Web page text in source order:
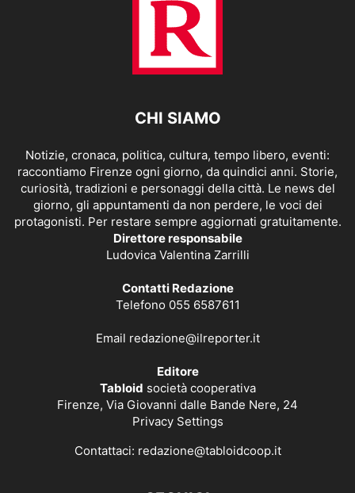
CHI SIAMO
Notizie, cronaca, politica, cultura, tempo libero, eventi:
raccontiamo Firenze ogni giorno, da quindici anni. Storie,
curiosità, tradizioni e personaggi della città. Le news del
giorno, gli appuntamenti da non perdere, le voci dei
protagonisti. Per restare sempre aggiornati gratuitamente.
Direttore responsabile
Ludovica Valentina Zarrilli
Contatti Redazione
Telefono 055 6587611
Email redazione@ilreporter.it
Editore
Tabloid società cooperativa
Firenze, Via Giovanni dalle Bande Nere, 24
Privacy Settings
Contattaci: redazione@tabloidcoop.it